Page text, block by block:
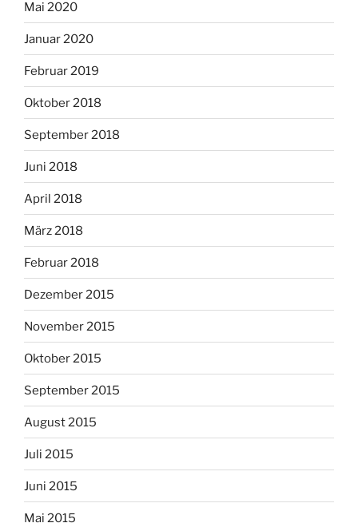
Mai 2020
Januar 2020
Februar 2019
Oktober 2018
September 2018
Juni 2018
April 2018
März 2018
Februar 2018
Dezember 2015
November 2015
Oktober 2015
September 2015
August 2015
Juli 2015
Juni 2015
Mai 2015